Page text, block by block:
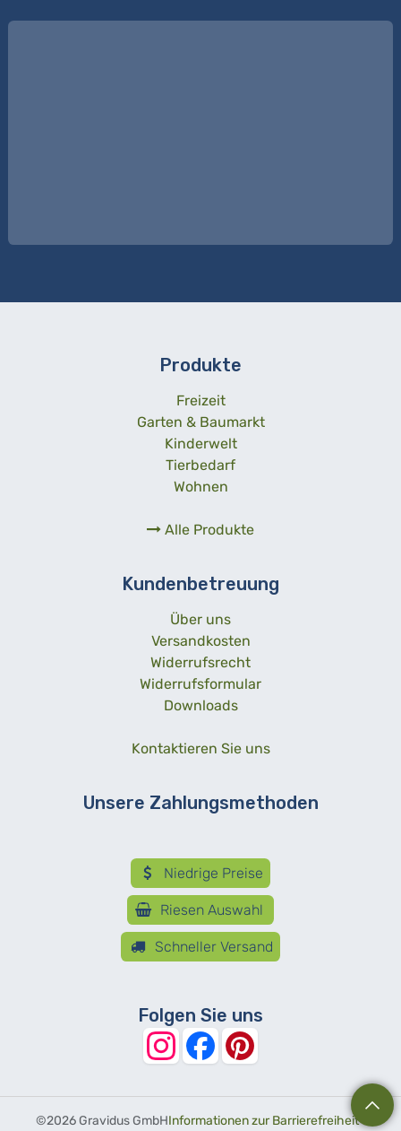
Produkte
Freizeit
Garten & Baumarkt
Kinderwelt
Tierbedarf
Wohnen
Alle Produkte
Kundenbetreuung
Über uns
Versandkosten
Widerrufsrecht
Widerrufsformular
Downloads
Kontaktieren Sie uns
Unsere Zahlungsmethoden
Niedrige Preise
Riesen Auswahl
Schneller Versand
Folgen Sie uns
©2026 Gravidus GmbHInformationen zur Barrierefreiheit-